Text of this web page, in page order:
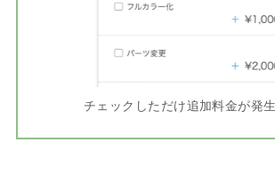
チェックしただけ追加料金が発